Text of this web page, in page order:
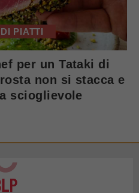
PIATTI
per un Tataki di
non si stacca e
scioglievole